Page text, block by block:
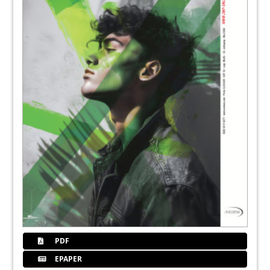
Keramik und Komposit in einem Werkstoff
– auch in Kursen erklärt
„Wir arbeiten wirtschaftlicher und
effizienter“
Udo von den Hoff
Im Rückblick: goDentis-Anwendertreffen
2025
Sarah Fleischmann und Natascha Koch im
Kurzinterview
55Onlinemagazin von Henry Schein auch im
Print erhältlich
Redaktion
56Neue Shop-Features bei minilu
PDF
EPAPER